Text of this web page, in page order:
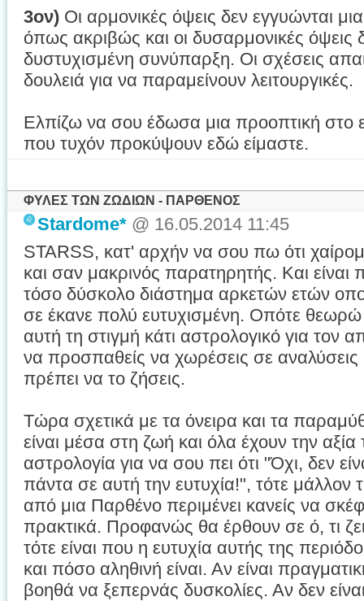
3ον) Οι αρμονικές όψεις δεν εγγυώνται
όπως ακριβώς και οι δυσαρμονικές όψεις
δυστυχισμένη συνύπαρξη. Οι σχέσεις
δουλειά για να παραμείνουν λειτουργικές.
Ελπίζω να σου έδωσα μια προοπτική στο
που τυχόν προκύψουν εδώ είμαστε.
ΦΥΛΕΣ ΤΩΝ ΖΩΔΙΩΝ - ΠΑΡΘΕΝΟΣ
Stardome* @ 16.05.2014 11:45
STARSS, κατ' αρχήν να σου πω ότι
και σαν μακρινός παρατηρητής. Και
τόσο δύσκολο διάστημα αρκετών ετών
σε έκανε πολύ ευτυχισμένη. Οπότε
αυτή τη στιγμή κάτι αστρολογικό για τον
να προσπαθείς να χωρέσεις σε αναλύσεις
πρέπει να το ζήσεις.
Τώρα σχετικά με τα όνειρα και τα
είναι μέσα στη ζωή και όλα έχουν την
αστρολογία για να σου πει ότι "Όχι, δεν
πάντα σε αυτή την ευτυχία!", τότε μάλλον
από μια Παρθένο περιμένει κανείς να
πρακτικά. Προφανώς θα έρθουν σε ό, τι
τότε είναι που η ευτυχία αυτής της
και πόσο αληθινή είναι. Αν είναι
βοηθά να ξεπερνάς δυσκολίες. Αν δεν